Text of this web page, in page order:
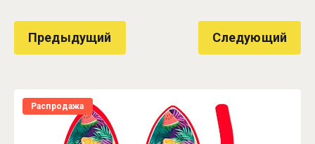
Предыдущий Следующий
Распродажа